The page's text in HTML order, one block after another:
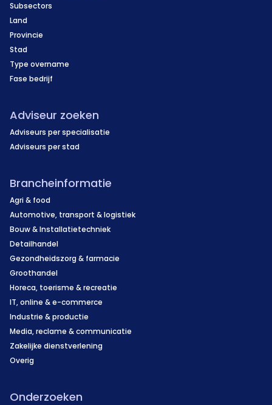
Subsectors
Land
Provincie
Stad
Type overname
Fase bedrijf
Adviseur zoeken
Adviseurs per specialisatie
Adviseurs per stad
Brancheinformatie
Agri & food
Automotive, transport & logistiek
Bouw & Installatietechniek
Detailhandel
Gezondheidszorg & farmacie
Groothandel
Horeca, toerisme & recreatie
IT, online & e-commerce
Industrie & productie
Media, reclame & communicatie
Zakelijke dienstverlening
Overig
Onderzoeken